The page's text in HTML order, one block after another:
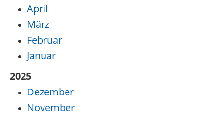
April
März
Februar
Januar
2025
Dezember
November